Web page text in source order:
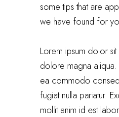
some tips that are
we have found for
Lorem ipsum dolor
dolore magna aliqua.
ea commodo
fugiat nulla pariatur.
mollit anim id est